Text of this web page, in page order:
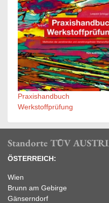
Praxishandbuch
Werkstoffprüfung
Standorte TÜV
ÖSTERREICH:
Wien
Brunn am Gebirge
Gänserndorf